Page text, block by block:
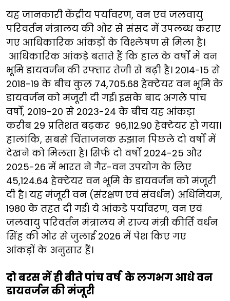
यह जानकारी केंद्रीय पर्यावरण, वन एवं जलवायु
परिवर्तन मंत्रालय की ओर से संसद में उपलब्ध कराए
गए आधिकारिक आंकड़ों के विश्लेषण से मिला है।
आधिकारिक आंकड़े बताते हैं कि हाल के वर्षों में वन
भूमि डायवर्जन की रफ्तार तेजी से बढ़ी है। 2014-15 से
2018-19 के बीच कुल 74,705.68 हेक्टेयर वन भूमि के
डायवर्जन को मंजूरी दी गई। इसके बाद अगले पांच
वर्षों, 2019-20 से 2023-24 के बीच यह आंकड़ा
करीब 29 प्रतिशत बढ़कर 96,112.90 हेक्टेयर हो गया।
हालांकि, सबसे चिंताजनक रुझान पिछले दो वर्षों में
देखने को मिलता है। सिर्फ दो वर्षों 2024-25 और
2025-26 में भारत ने गैर-वन उपयोग के लिए
45,124.64 हेक्टेयर वन भूमि के डायवर्जन को मंजूरी
दी है। यह मंजूरी वन (संरक्षण एवं संवर्धन) अधिनियम,
1980 के तहत दी गई। ये आंकड़े पर्यावरण, वन एवं
जलवायु परिवर्तन मंत्रालय में राज्य मंत्री कीर्ति वर्धन
सिंह की ओर से जुलाई 2026 में पेश किए गए
आंकड़ों के अनुसार हैं।
दो बरस में ही बीते पांच वर्ष के लगभग आधे वन
डायवर्जन की मंजूरी